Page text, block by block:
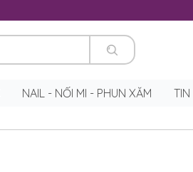
NAIL - NỐI MI - PHUN XĂM